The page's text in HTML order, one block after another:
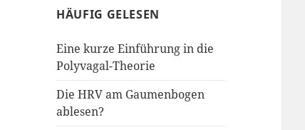
HÄUFIG GELESEN
Eine kurze Einführung in die
Polyvagal-Theorie
Die HRV am Gaumenbogen
ablesen?